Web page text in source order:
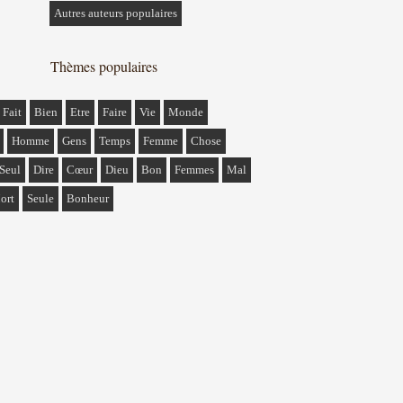
Autres auteurs populaires
Thèmes populaires
Fait Bien Etre Faire Vie Monde
Homme Gens Temps Femme Chose
Seul Dire Cœur Dieu Bon Femmes Mal
Seule Bonheur